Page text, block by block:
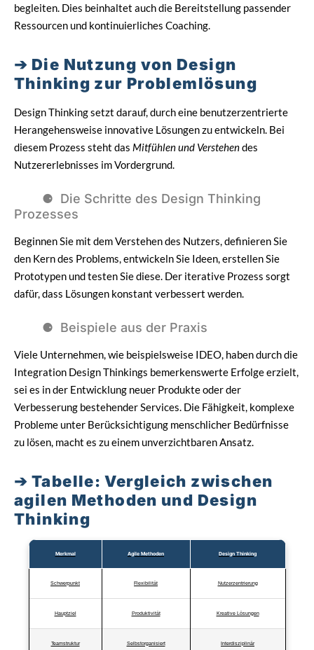
begleiten. Dies beinhaltet auch die Bereitstellung passender
Ressourcen und kontinuierliches Coaching.
Die Nutzung von Design
Thinking zur Problemlösung
Design Thinking setzt darauf, durch eine benutzerzentrierte
Herangehensweise innovative Lösungen zu entwickeln. Bei
diesem Prozess steht das Mitfühlen und Verstehendes
Nutzererlebnisses im Vordergrund.
Die Schritte des Design Thinking
Prozesses
Beginnen Sie mit dem Verstehen des Nutzers, definieren Sie
den Kern des Problems, entwickeln Sie Ideen, erstellen Sie
Prototypen und testen Sie diese. Der iterative Prozess sorgt
dafür, dass Lösungen konstant verbessert werden.
Beispiele aus der Praxis
Viele Unternehmen, wie beispielsweise IDEO, haben durch die
Integration Design Thinkings bemerkenswerte Erfolge erzielt,
sei es in der Entwicklung neuer Produkte oder der
Verbesserung bestehender Services. Die Fähigkeit, komplexe
Probleme unter Berücksichtigung menschlicher Bedürfnisse
zu lösen, macht es zu einem unverzichtbaren Ansatz.
Tabelle: Vergleich zwischen
agilen Methoden und Design
Thinking
Merkmal Agile Methoden Design Thinking
Schwerpunkt Flexibilität Nutzerzentrierung
Hauptziel Produktivität Kreative Lösungen
Teamstruktur Selbstorganisiert Interdisziplinär